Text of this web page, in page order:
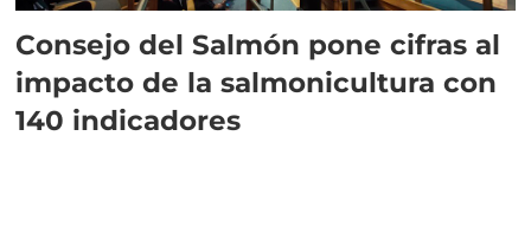
Consejo del Salmón pone cifras al
impacto de la salmonicultura con
140 indicadores